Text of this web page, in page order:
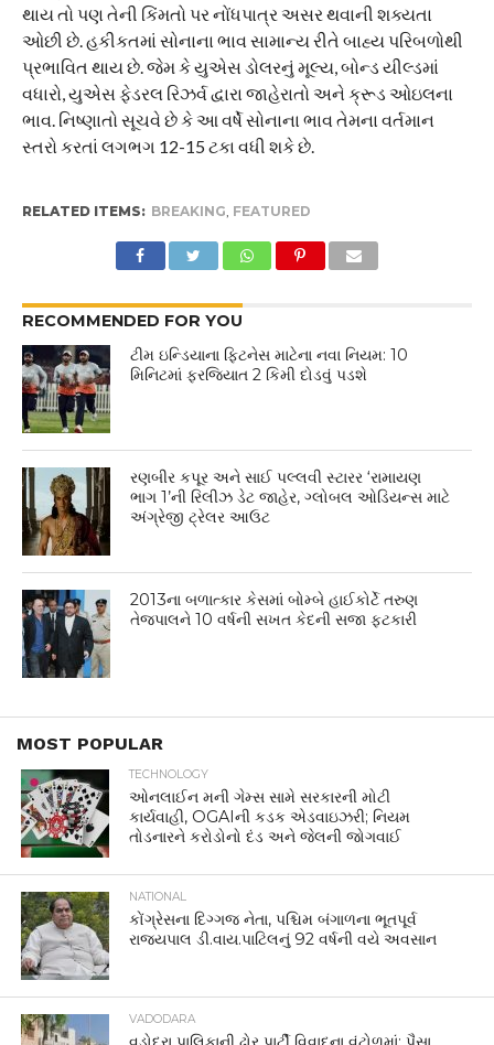
થાય તો પણ તેની કિંમતો પર નોંધપાત્ર અસર થવાની શક્યતા
ઓછી છે. હકીકતમાં સોનાના ભાવ સામાન્ય રીતે બાહ્ય પરિબળોથી
પ્રભાવિત થાય છે. જેમ કે યુએસ ડોલરનું મૂલ્ય, બોન્ડ યીલ્ડમાં
વધારો, યુએસ ફેડરલ રિઝર્વ દ્વારા જાહેરાતો અને ક્રૂડ ઓઇલના
ભાવ. નિષ્ણાતો સૂચવે છે કે આ વર્ષે સોનાના ભાવ તેમના વર્તમાન
સ્તરો કરતાં લગભગ 12-15 ટકા વધી શકે છે.
RELATED ITEMS: BREAKING FEATURED
RECOMMENDED FOR YOU
ટીમ ઇન્ડિયાના ફિટનેસ માટેના નવા નિયમ: 10
મિનિટમાં ફરજિયાત 2 કિમી દોડવું પડશે
રણબીર કપૂર અને સાઈ પલ્લવી સ્ટારર ‘રામાયણ
ભાગ 1’ની રિલીઝ ડેટ જાહેર, ગ્લોબલ ઓડિયન્સ માટે
અંગ્રેજી ટ્રેલર આઉટ
2013ના બળાત્કાર કેસમાં બોમ્બે હાઈકોર્ટે તરુણ
તેજપાલને 10 વર્ષની સખત કેદની સજા ફટકારી
MOST POPULAR
TECHNOLOGY
ઓનલાઈન મની ગેમ્સ સામે સરકારની મોટી
કાર્યવાહી, OGAIની કડક એડવાઇઝરી; નિયમ
તોડનારને કરોડોનો દંડ અને જેલની જોગવાઈ
NATIONAL
કોંગ્રેસના દિગ્ગજ નેતા, પશ્ચિમ બંગાળના ભૂતપૂર્વ
રાજ્યપાલ ડી.વાય.પાટિલનું 92 વર્ષની વયે અવસાન
VADODARA